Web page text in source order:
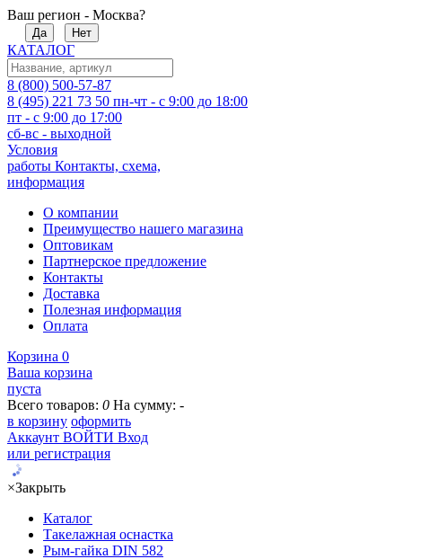
Ваш регион - Москва?
Да Нет
КАТАЛОГ
8 (800) 500-57-87
8 (495) 221 73 50 пн-чт - с 9:00 до 18:00
пт - с 9:00 до 17:00
сб-вс - выходной
Условия
работы Контакты, схема,
информация
О компании
Преимущество нашего магазина
Оптовикам
Партнерское предложение
Контакты
Доставка
Полезная информация
Оплата
Корзина 0
Ваша корзина
пуста
Всего товаров: 0 На сумму: -
в корзину оформить
Аккаунт ВОЙТИ Вход
или регистрация
×Закрыть
Каталог
Такелажная оснастка
Рым-гайка DIN 582